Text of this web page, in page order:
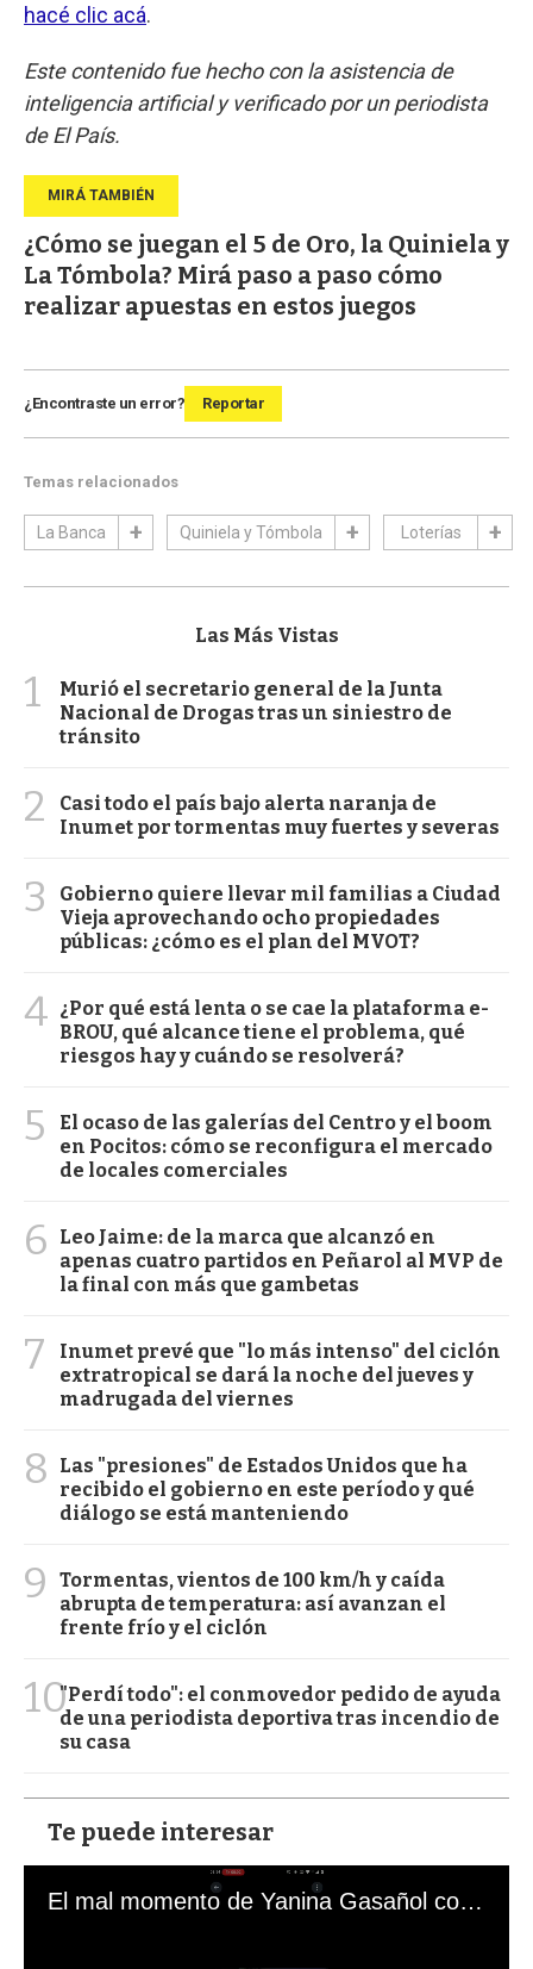
hacé clic acá.
Este contenido fue hecho con la asistencia de
inteligencia artificial y verificado por un periodista
de El País.
¿Cómo se juegan el 5 de Oro, la Quiniela y
La Tómbola? Mirá paso a paso cómo
realizar apuestas en estos juegos
¿Encontraste un error? Reportar
Temas relacionados
La Banca Quiniela y Tómbola Loterías
Las Más Vistas
1
Murió el secretario general de la Junta
Nacional de Drogas tras un siniestro de
tránsito
2
Casi todo el país bajo alerta naranja de
Inumet por tormentas muy fuertes y severas
3
Gobierno quiere llevar mil familias a Ciudad
Vieja aprovechando ocho propiedades
públicas: ¿cómo es el plan del MVOT?
4 ¿Por qué está lenta o se cae la plataforma e-
BROU, qué alcance tiene el problema, qué
riesgos hay y cuándo se resolverá?
5
El ocaso de las galerías del Centro y el boom
en Pocitos: cómo se reconfigura el mercado
de locales comerciales
6
Leo Jaime: de la marca que alcanzó en
apenas cuatro partidos en Peñarol al MVP de
la final con más que gambetas
7
Inumet prevé que "lo más intenso" del ciclón
extratropical se dará la noche del jueves y
madrugada del viernes
8
Las "presiones" de Estados Unidos que ha
recibido el gobierno en este período y qué
diálogo se está manteniendo
9
Tormentas, vientos de 100 km/h y caída
abrupta de temperatura: así avanzan el
frente frío y el ciclón
10"Perdí todo": el conmovedor pedido de ayuda
de una periodista deportiva tras incendio de
su casa
Te puede interesar
El mal momento de Yanina Gasañol con un hincha argentino en "Subrayado"